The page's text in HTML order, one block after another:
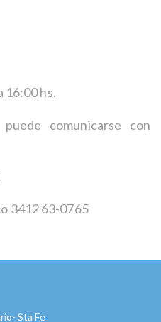
16:00 hs.
comunicarse con
3412 63-0765
Sta Fe